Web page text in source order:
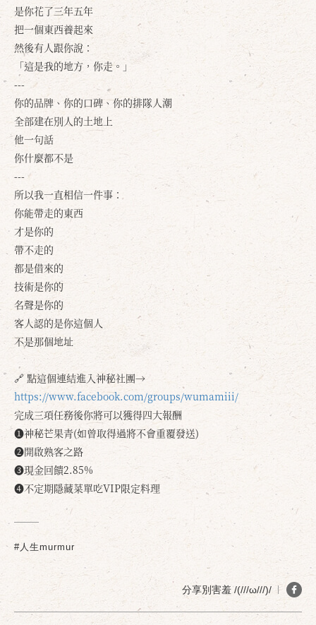
是你花了三年五年
把一個東西養起來
然後有人跟你說：
「這是我的地方，你走。」
---
你的品牌、你的口碑、你的排隊人潮
全部建在別人的土地上
他一句話
你什麼都不是
---
所以我一直相信一件事：
你能帶走的東西
才是你的
帶不走的
都是借來的
技術是你的
名聲是你的
客人認的是你這個人
不是那個地址
🔗 點這個連結進入神秘社團→
https://www.facebook.com/groups/wumamiii/
完成三項任務後你將可以獲得四大報酬
❶神秘芒果青(如曾取得過將不會重覆發送)
❷開啟熟客之路
❸現金回饋2.85%
❹不定期隱藏菜單吃VIP限定料理
#人生murmur
分享別害羞 /(///ω///)/
確定 取消